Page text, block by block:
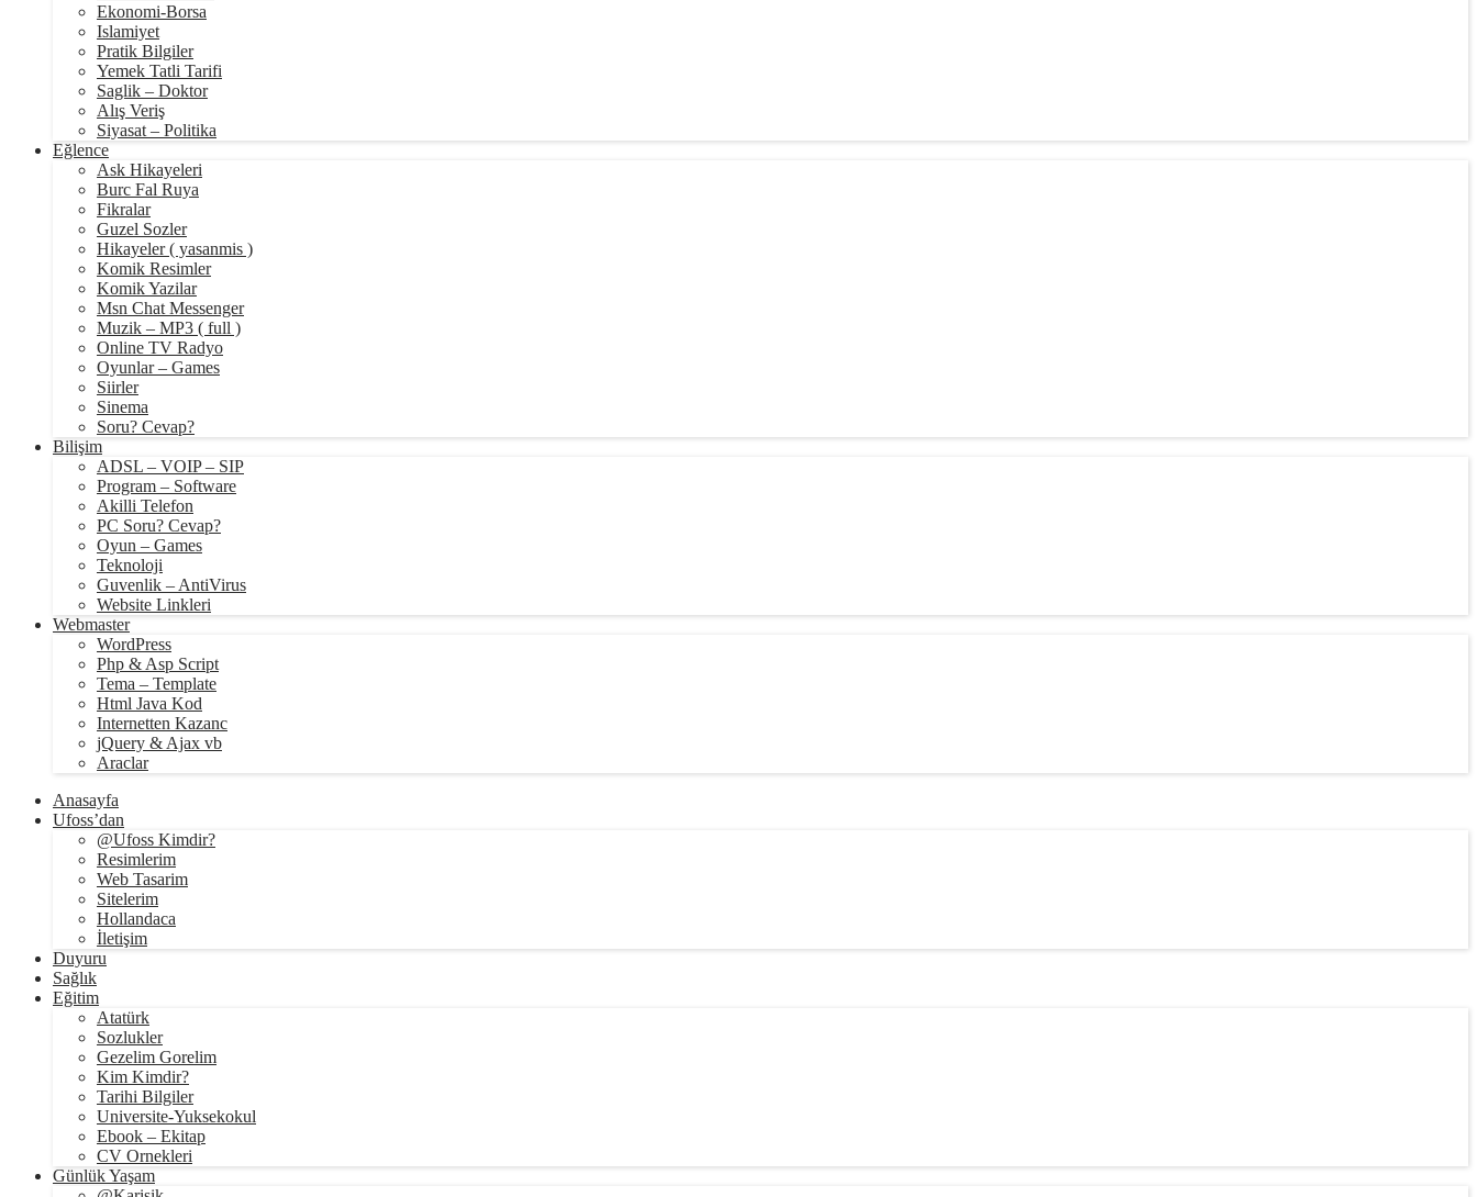
Ekonomi-Borsa
Islamiyet
Pratik Bilgiler
Yemek Tatli Tarifi
Saglik – Doktor
Alış Veriş
Siyasat – Politika
Eğlence
Ask Hikayeleri
Burc Fal Ruya
Fikralar
Guzel Sozler
Hikayeler ( yasanmis )
Komik Resimler
Komik Yazilar
Msn Chat Messenger
Muzik – MP3 ( full )
Online TV Radyo
Oyunlar – Games
Siirler
Sinema
Soru? Cevap?
Bilişim
ADSL – VOIP – SIP
Program – Software
Akilli Telefon
PC Soru? Cevap?
Oyun – Games
Teknoloji
Guvenlik – AntiVirus
Website Linkleri
Webmaster
WordPress
Php & Asp Script
Tema – Template
Html Java Kod
Internetten Kazanc
jQuery & Ajax vb
Araclar
Anasayfa
Ufoss’dan
@Ufoss Kimdir?
Resimlerim
Web Tasarim
Sitelerim
Hollandaca
İletişim
Duyuru
Sağlık
Eğitim
Atatürk
Sozlukler
Gezelim Gorelim
Kim Kimdir?
Tarihi Bilgiler
Universite-Yuksekokul
Ebook – Ekitap
CV Ornekleri
Günlük Yaşam